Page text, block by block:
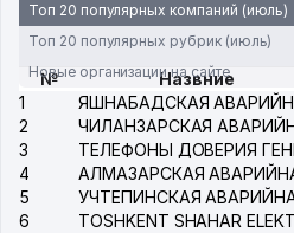
Топ 20 популярных компаний (июль)
Топ 20 популярных рубрик (июль)
Новые организации на сайте
№
Назвние
1
2
3
4
5
6